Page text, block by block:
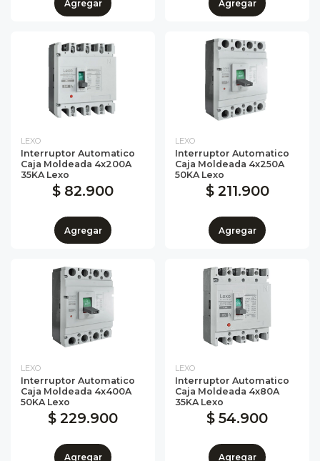
Agregar Agregar
LEXO
Interruptor Automatico
Caja Moldeada 4x200A
35KA Lexo
$ 82.900
Agregar
LEXO
Interruptor Automatico
Caja Moldeada 4x250A
50KA Lexo
$ 211.900
Agregar
LEXO
Interruptor Automatico
Caja Moldeada 4x400A
50KA Lexo
$ 229.900
Agregar
LEXO
Interruptor Automatico
Caja Moldeada 4x80A
35KA Lexo
$ 54.900
Agregar